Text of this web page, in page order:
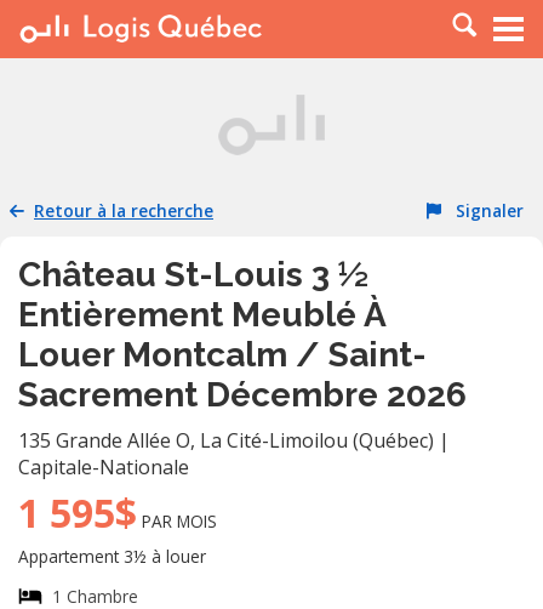
À LOUER
PLACER UNE ANNONCE
RESSOURCES
Retour à la recherche Signaler
Château St-Louis 3 ½
Entièrement Meublé À
Louer Montcalm / Saint-
Sacrement Décembre 2026
135 Grande Allée O, La Cité-Limoilou (Québec) |
Capitale-Nationale
1 595$ PAR MOIS
Appartement 3½ à louer
1 Chambre